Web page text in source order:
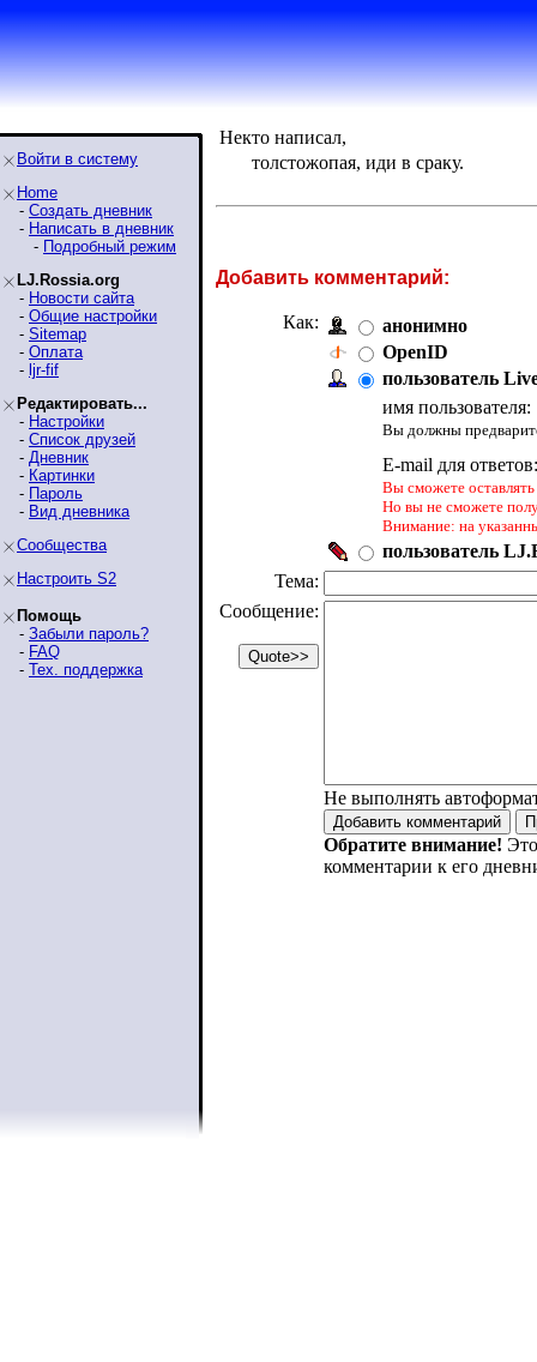
Войти в систему
Home
- Создать дневник
- Написать в дневник
- Подробный режим
LJ.Rossia.org
- Новости сайта
- Общие настройки
- Sitemap
- Оплата
- ljr-fif
Редактировать...
- Настройки
- Список друзей
- Дневник
- Картинки
- Пароль
- Вид дневника
Сообщества
Настроить S2
Помощь
- Забыли пароль?
- FAQ
- Тех. поддержка
Некто написал,
толстожопая, иди в сраку.
Добавить комментарий:
Как:
анонимно
OpenID
пользователь
имя пользователя:
Вы должны
E-mail для
Вы сможете
Но вы не сможете
Внимание: на
пользователь
Тема:
Сообщение:
Не выполнять
Обратите внимание!
комментарии к его